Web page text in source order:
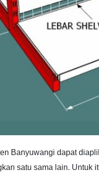
Banyuwangi dapat
satu sama lain. Untuk